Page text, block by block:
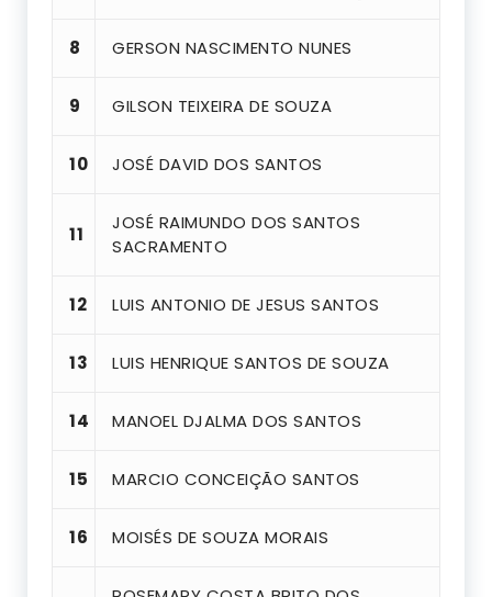
8 GERSON NASCIMENTO NUNES
9 GILSON TEIXEIRA DE SOUZA
10 JOSÉ DAVID DOS SANTOS
11
JOSÉ RAIMUNDO DOS SANTOS
SACRAMENTO
12 LUIS ANTONIO DE JESUS SANTOS
13 LUIS HENRIQUE SANTOS DE SOUZA
14 MANOEL DJALMA DOS SANTOS
15 MARCIO CONCEIÇÃO SANTOS
16 MOISÉS DE SOUZA MORAIS